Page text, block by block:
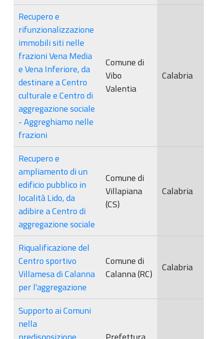
Recupero e
rifunzionalizzazione
immobili siti nelle
frazioni Vena Media
e Vena Inferiore, da
destinare a Centro
culturale e Centro di
aggregazione sociale
- Aggreghiamo nelle
frazioni
Comune di
Vibo
Valentia
Calabria
Recupero e
ampliamento di un
edificio pubblico in
località Lido, da
adibire a Centro di
aggregazione sociale
Comune di
Villapiana
(CS)
Calabria
Riqualificazione del
Centro sportivo
Villamesa di Calanna
per l'aggregazione
Comune di
Calanna (RC)
Calabria
Supporto ai Comuni
nella